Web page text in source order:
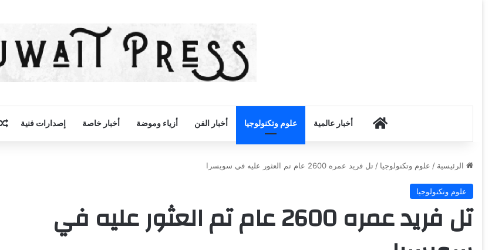
أخبار الكويت
أخبار عالمية علوم وتكنولوجيا أخبار الفن أزياء وموضة أخبار خاصة إصدارات فنية
الرئيسية / علوم وتكنولوجيا / تل فريد عمره 2600 عام تم العثور عليه في سويسرا
علوم وتكنولوجيا
تل فريد عمره 2600 عام تم العثور عليه في